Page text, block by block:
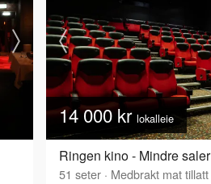
14 000 kr lokalleie
Ringen kino - Mindre saler
51 seter · Medbrakt mat tillatt